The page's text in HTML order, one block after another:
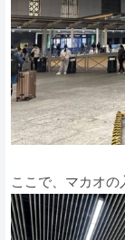
ここで、マカオの